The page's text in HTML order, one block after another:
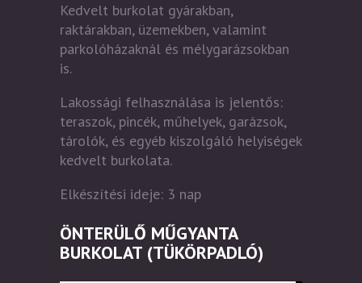
Kedvelt burkolat gyárakban,
raktárakban, üzemekben, valamint
parkolóházaknál és mélygarázsokban
is.
Lakossági felhasználása is jelentős:
teraszok, pincék, műhelyek, garázsok,
tárolók, és egyéb kiszolgáló helyiségek
kedvelt burkolata.
Elkészítési ideje: 3 nap
ÖNTERÜLŐ MŰGYANTA
BURKOLAT (TÜKÖRPADLÓ)